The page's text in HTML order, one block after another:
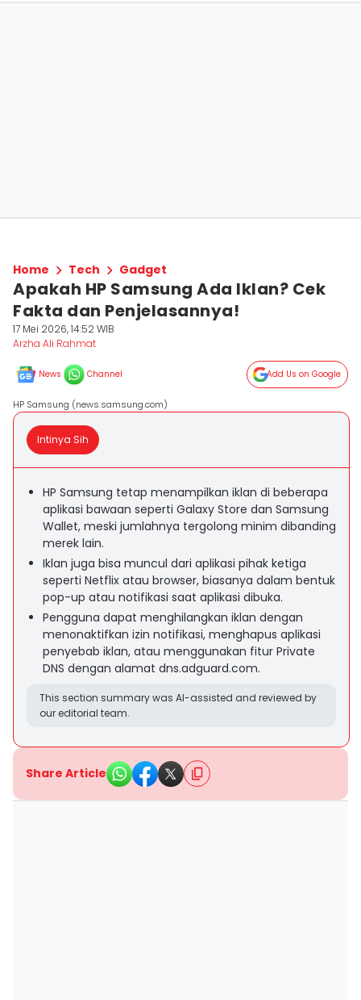
Home Tech Gadget
Apakah HP Samsung Ada Iklan? Cek
Fakta dan Penjelasannya!
17 Mei 2026, 14:52 WIB
Arzha Ali Rahmat
News Channel Add Us on Google
HP Samsung (news.samsung.com)
Intinya Sih
HP Samsung tetap menampilkan iklan di beberapa
aplikasi bawaan seperti Galaxy Store dan Samsung
Wallet, meski jumlahnya tergolong minim dibanding
merek lain.
Iklan juga bisa muncul dari aplikasi pihak ketiga
seperti Netflix atau browser, biasanya dalam bentuk
pop-up atau notifikasi saat aplikasi dibuka.
Pengguna dapat menghilangkan iklan dengan
menonaktifkan izin notifikasi, menghapus aplikasi
penyebab iklan, atau menggunakan fitur Private
DNS dengan alamat dns.adguard.com.
This section summary was AI-assisted and reviewed by
our editorial team.
Share Article